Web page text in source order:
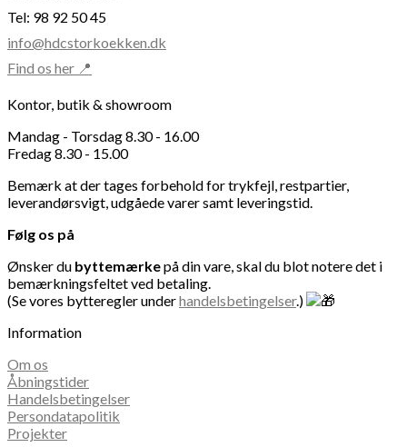
vælges
på
Tel: 98 92 50 45
info@hdcstorkoekken.dk
Find os her 📍
Kontor, butik & showroom
Mandag - Torsdag 8.30 - 16.00
Fredag 8.30 - 15.00
Bemærk at der tages forbehold for trykfejl, restpartier,
leverandørsvigt, udgåede varer samt leveringstid.
Følg os på
Ønsker du byttemærkepå din vare, skal du blot notere det i
bemærkningsfeltet ved betaling.
(Se vores bytteregler underhandelsbetingelser.)
Information
Om os
Åbningstider
Handelsbetingelser
Persondatapolitik
Projekter